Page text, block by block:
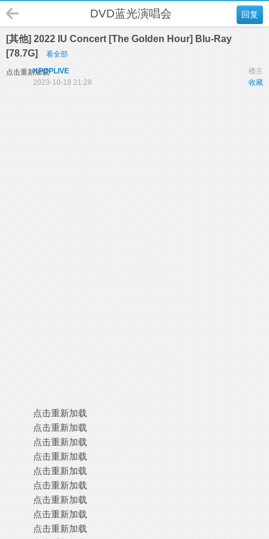
回复
DVD蓝光演唱会
[其他] 2022 IU Concert [The Golden Hour] Blu-Ray
[78.7G]
看全部
点击重新加载 楼主
KPOPLIVE
收藏
2023-10-18 21:28
点击重新加载
点击重新加载
点击重新加载
点击重新加载
点击重新加载
点击重新加载
点击重新加载
点击重新加载
点击重新加载